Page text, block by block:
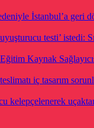
İstanbul’a geri
testi’ istedi:
Kaynak
iç tasarım
kelepçelenerek